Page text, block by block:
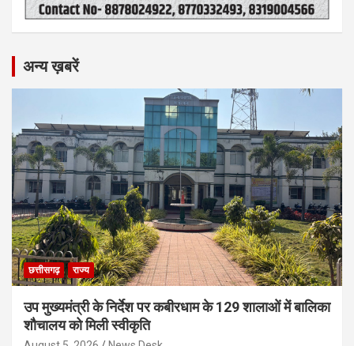
अन्य ख़बरें
छत्तीसगढ़ राज्य
उप मुख्यमंत्री के निर्देश पर कबीरधाम के 129 शालाओं में बालिका
शौचालय को मिली स्वीकृति